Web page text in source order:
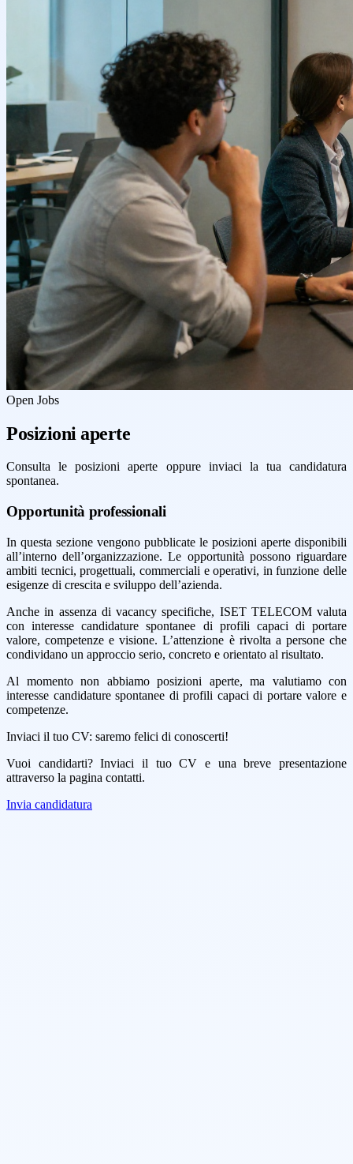
Open Jobs
Posizioni aperte
Consulta le posizioni aperte oppure inviaci la tua candidatura
spontanea.
Opportunità professionali
In questa sezione vengono pubblicate le posizioni aperte disponibili
all’interno dell’organizzazione. Le opportunità possono riguardare
ambiti tecnici, progettuali, commerciali e operativi, in funzione delle
esigenze di crescita e sviluppo dell’azienda.
Anche in assenza di vacancy specifiche, ISET TELECOM valuta
con interesse candidature spontanee di profili capaci di portare
valore, competenze e visione. L’attenzione è rivolta a persone che
condividano un approccio serio, concreto e orientato al risultato.
Al momento non abbiamo posizioni aperte, ma valutiamo con
interesse candidature spontanee di profili capaci di portare valore e
competenze.
Inviaci il tuo CV: saremo felici di conoscerti!
Vuoi candidarti? Inviaci il tuo CV e una breve presentazione
attraverso la pagina contatti.
Invia candidatura